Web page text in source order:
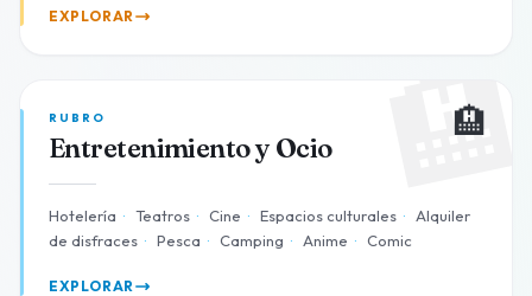
EXPLORAR
🏨
RUBRO
Entretenimiento y Ocio
Hotelería · Teatros · Cine · Espacios culturales ·
Alquiler
de disfraces · Pesca · Camping · Anime · Comic
EXPLORAR